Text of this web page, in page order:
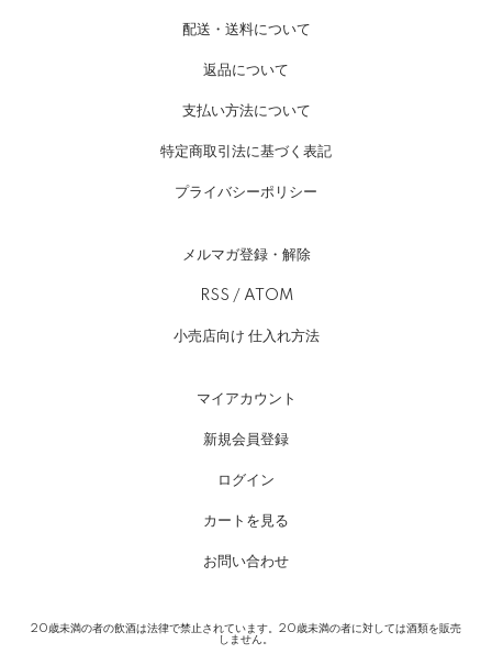
配送・送料について
返品について
支払い方法について
特定商取引法に基づく表記
プライバシーポリシー
メルマガ登録・解除
RSS / ATOM
小売店向け 仕入れ方法
マイアカウント
新規会員登録
ログイン
カートを見る
お問い合わせ
20歳未満の者の飲酒は法律で禁止されています。20歳未満の者に対しては酒類を販売
しません。